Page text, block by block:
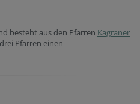
besteht aus den Pfarren Kagraner
Pfarren einen